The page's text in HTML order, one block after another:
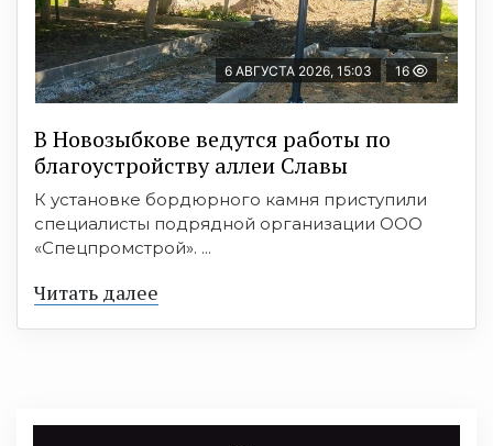
6 АВГУСТА 2026, 15:03 16
В Новозыбкове ведутся работы по
благоустройству аллеи Славы
К установке бордюрного камня приступили
специалисты подрядной организации ООО
«Спецпромстрой». ...
Читать далее